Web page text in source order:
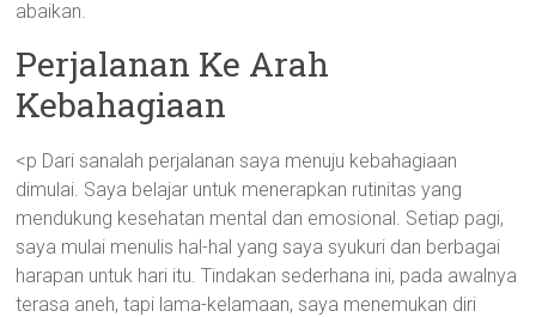
abaikan.
Perjalanan Ke Arah
Kebahagiaan
<p Dari sanalah perjalanan saya menuju kebahagiaan
dimulai. Saya belajar untuk menerapkan rutinitas yang
mendukung kesehatan mental dan emosional. Setiap pagi,
saya mulai menulis hal-hal yang saya syukuri dan berbagai
harapan untuk hari itu. Tindakan sederhana ini, pada awalnya
terasa aneh, tapi lama-kelamaan, saya menemukan diri